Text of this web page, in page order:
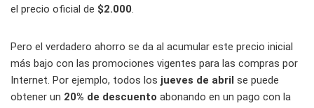
el precio oficial de $2.000.
Pero el verdadero ahorro se da al acumular este precio inicial
más bajo con las promociones vigentes para las compras por
Internet. Por ejemplo, todos los jueves de abril se puede
obtener un 20% de descuento abonando en un pago con la